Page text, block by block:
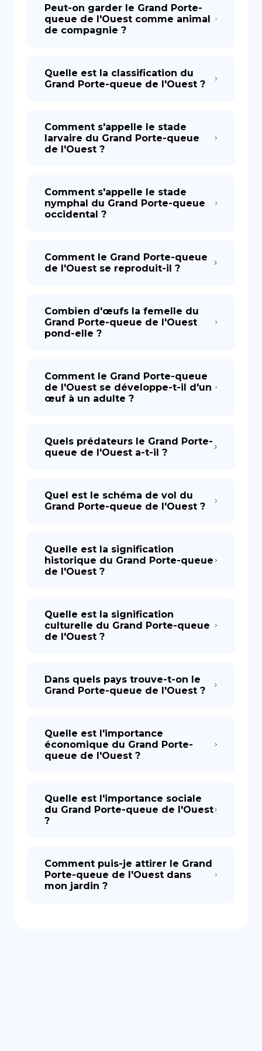
Peut-on garder le Grand Porte-
queue de l'Ouest comme animal
de compagnie ?
Quelle est la classification du
Grand Porte-queue de l'Ouest ?
Comment s'appelle le stade
larvaire du Grand Porte-queue
de l'Ouest ?
Comment s'appelle le stade
nymphal du Grand Porte-queue
occidental ?
Comment le Grand Porte-queue
de l'Ouest se reproduit-il ?
Combien d'œufs la femelle du
Grand Porte-queue de l'Ouest
pond-elle ?
Comment le Grand Porte-queue
de l'Ouest se développe-t-il d'un
œuf à un adulte ?
Quels prédateurs le Grand Porte-
queue de l'Ouest a-t-il ?
Quel est le schéma de vol du
Grand Porte-queue de l'Ouest ?
Quelle est la signification
historique du Grand Porte-queue
de l'Ouest ?
Quelle est la signification
culturelle du Grand Porte-queue
de l'Ouest ?
Dans quels pays trouve-t-on le
Grand Porte-queue de l'Ouest ?
Quelle est l'importance
économique du Grand Porte-
queue de l'Ouest ?
Quelle est l'importance sociale
du Grand Porte-queue de l'Ouest
?
Comment puis-je attirer le Grand
Porte-queue de l'Ouest dans
mon jardin ?